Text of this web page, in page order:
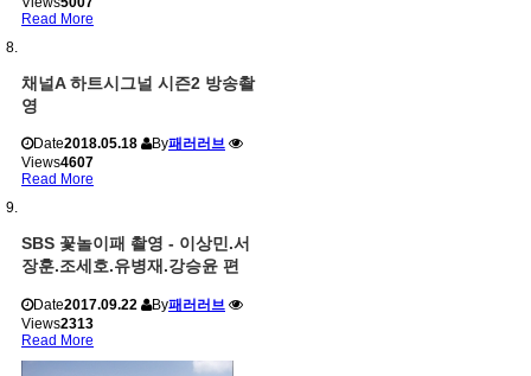
Read More
채널A 하트시그널 시즌2 방송촬
영
Date2018.05.18 By패러러브
Views4607
Read More
SBS 꽃놀이패 촬영 - 이상민.서
장훈.조세호.유병재.강승윤 편
Date2017.09.22 By패러러브
Views2313
Read More